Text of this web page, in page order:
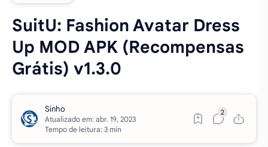
SuitU: Fashion Avatar Dress
Up MOD APK (Recompensas
Grátis) v1.3.0
Atualizado em:
Tempo de leitura: 3 min